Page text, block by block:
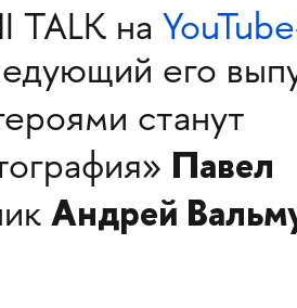
TALK на
его
станут
Павел
Андрей